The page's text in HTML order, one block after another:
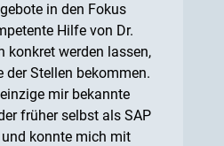
in den Fokus
Hilfe von Dr.
konkret werden lassen,
der Stellen bekommen.
mir bekannte
früher selbst als SAP
konnte mich mit